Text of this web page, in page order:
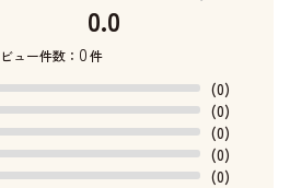
0.0
ュー件数： 0件
(0)
(0)
(0)
(0)
(0)